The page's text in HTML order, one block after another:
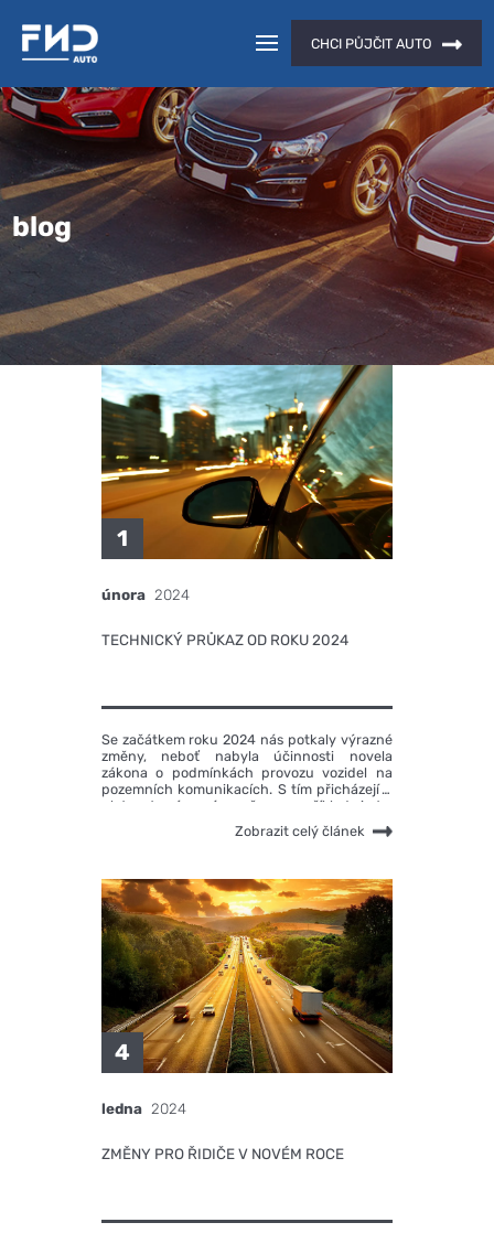
CHCI PŮJČIT AUTO
blog
1
února 2024
TECHNICKÝ PRŮKAZ OD ROKU 2024
Se začátkem roku 2024 nás potkaly výrazné
změny, neboť nabyla účinnosti novela
zákona o podmínkách provozu vozidel na
pozemních komunikacích. S tím přicházejí v
platnost výrazné změny, například i to,
že malý technický průkaz se změní a bude
obsahovat více informací, než tomu bylo
Zobrazit celý článek
4
ledna 2024
ZMĚNY PRO ŘIDIČE V NOVÉM ROCE